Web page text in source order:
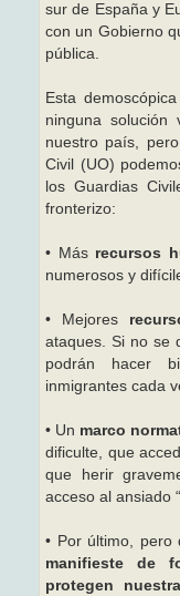
sur de España y
con un Gobierno
pública.
Esta
ninguna solución
nuestro país,
Civil (UO)
los Guardias
fronterizo:
• Más recursos
numerosos y
• Mejores
ataques. Si no se
podrán hacer
inmigrantes cada
• Un marco
dificulte, que
que herir
acceso al ansiado
• Por último, pero
manifieste de
protegen